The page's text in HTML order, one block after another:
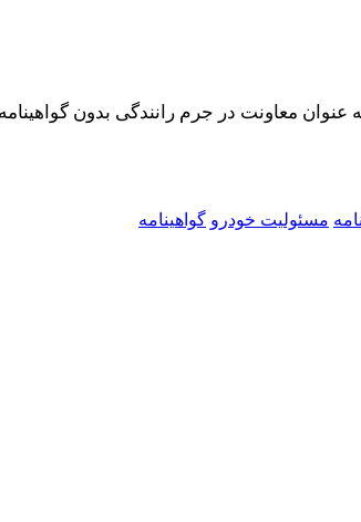
عنوان معاونت در جرم رانندگی بدون
مسئولیت خودرو گواهینامه